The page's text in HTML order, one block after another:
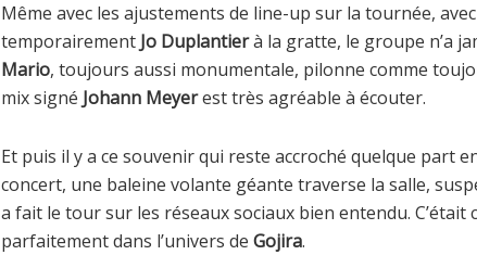
Même avec les ajustements de line-up sur la tournée, avec
temporairement Jo Duplantierà la gratte, le groupe n’a
Mario, toujours aussi monumentale, pilonne comme
mix signé Johann Meyerest très agréable à écouter.
Et puis il y a ce souvenir qui reste accroché quelque part
concert, une baleine volante géante traverse la salle,
a fait le tour sur les réseaux sociaux bien entendu.
parfaitement dans l’univers de Gojira.